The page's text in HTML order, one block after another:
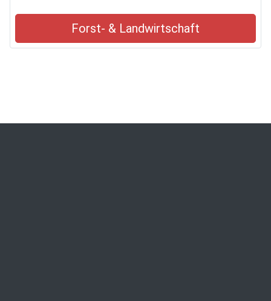
Forst- & Landwirtschaft